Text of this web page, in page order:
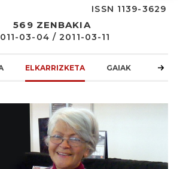
ISSN 1139-3629
569 ZENBAKIA
03-04 / 2011-03-11
ELKARRIZKETA GAIAK